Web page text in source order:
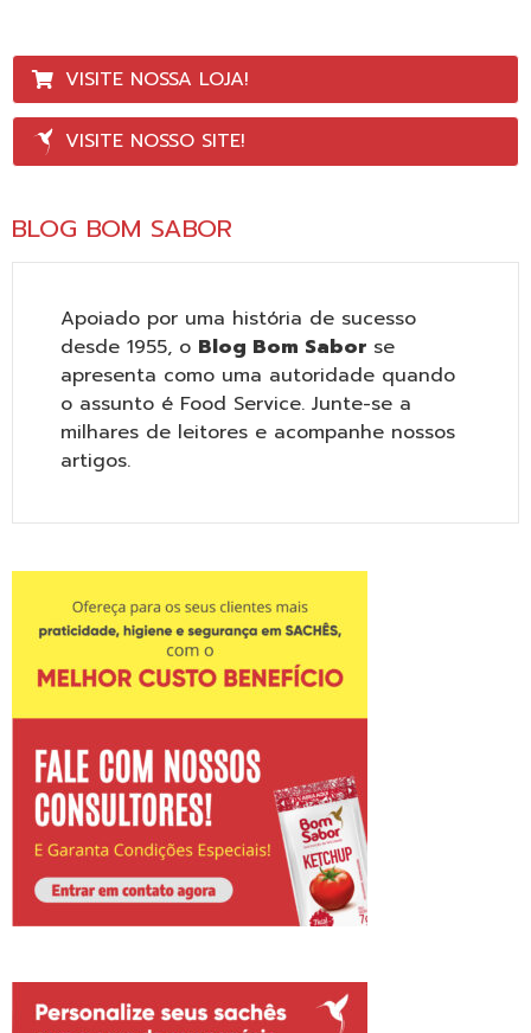
VISITE NOSSA LOJA!
VISITE NOSSO SITE!
BLOG BOM SABOR
Apoiado por uma história de sucesso
desde 1955, o Blog Bom Sabor se
apresenta como uma autoridade quando
o assunto é Food Service. Junte-se a
milhares de leitores e acompanhe nossos
artigos.